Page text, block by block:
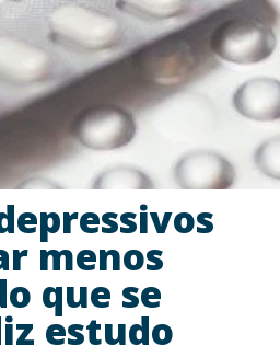
menos
que se
estudo